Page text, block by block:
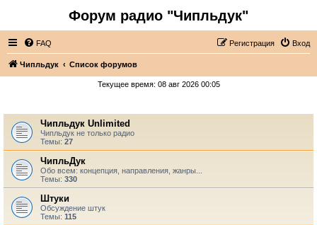
Форум радио "Чипльдук"
FAQ Вход
Регистрация
Чипльдук Список форумов
Текущее время: 08 авг 2026 00:05
Чипльдук Unlimited
Чипльдук не только радио
Темы: 27
ЧипльДук
Обо всем: концепция, направления, жанры...
Темы: 330
Штуки
Обсуждение штук
Темы: 115